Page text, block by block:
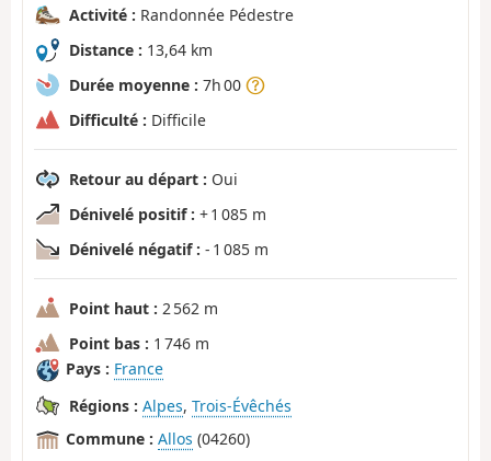
Activité : Randonnée Pédestre
Distance : 13,64 km
Durée moyenne : 7h 00
Difficulté : Difficile
Retour au départ : Oui
Dénivelé positif : + 1 085 m
Dénivelé négatif : - 1 085 m
Point haut : 2 562 m
Point bas : 1 746 m
Pays : France
Régions : Alpes, Trois-Évêchés
Commune : Allos (04260)